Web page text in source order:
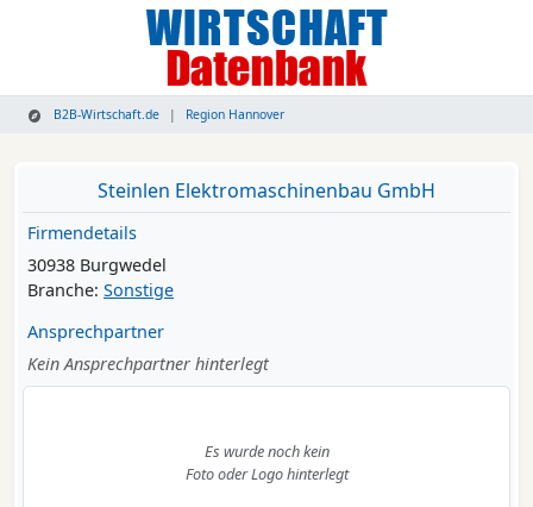
B2B-Wirtschaft.de Region Hannover
Steinlen Elektromaschinenbau GmbH
Firmendetails
30938 Burgwedel
Branche: Sonstige
Ansprechpartner
Kein Ansprechpartner hinterlegt
Es wurde noch kein
Foto oder Logo hinterlegt